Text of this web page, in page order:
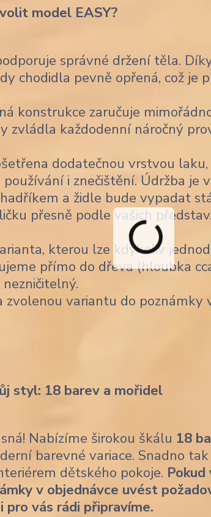
model EASY?
správné držení těla.
chodidla pevně opřená, což je
konstrukce zaručuje
zvládla každodenní náročný
dodatečnou vrstvou
i znečištění. Údržba je
a židle bude vypadat
přesně podle vašich
kterou lze kdykoliv
přímo do dřeva (hloubka
variantu do poznámky
styl: 18 barev a mořidel
Nabízíme širokou škálu 18
barevné variace. Snadno
dětského pokoje.
v objednávce uvést
pro vás rádi připravíme.